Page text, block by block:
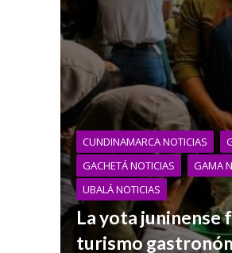
CUNDINAMARCA NOTICIAS
GACHETÁ NOTICIAS
GAMA
UBALÁ NOTICIAS
La yota juninense
turismo